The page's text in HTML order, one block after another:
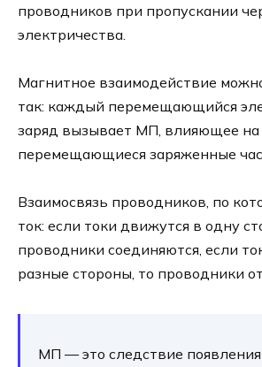
проводников при пропускании
электричества.
Магнитное взаимодействие
так: каждый перемещающийся
заряд вызывает МП, влияющее на
перемещающиеся заряженные
Взаимосвязь проводников, по
ток: если токи движутся в одну
проводники соединяются, если
разные стороны, то проводники
МП — это следствие появления